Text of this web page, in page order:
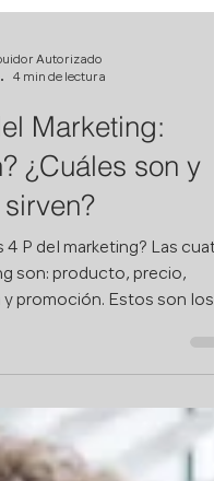
4 min de lectura
Marketing:
¿Cuáles son y
4 P del marketing? Las